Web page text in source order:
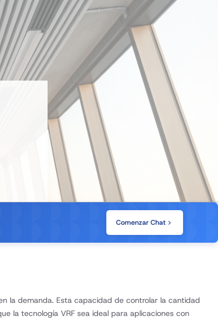
Comenzar Chat
la demanda. Esta capacidad de controlar la cantidad
la tecnología VRF sea ideal para aplicaciones con